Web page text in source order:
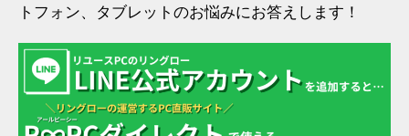
トフォン、タブレットのお悩みにお答えします！